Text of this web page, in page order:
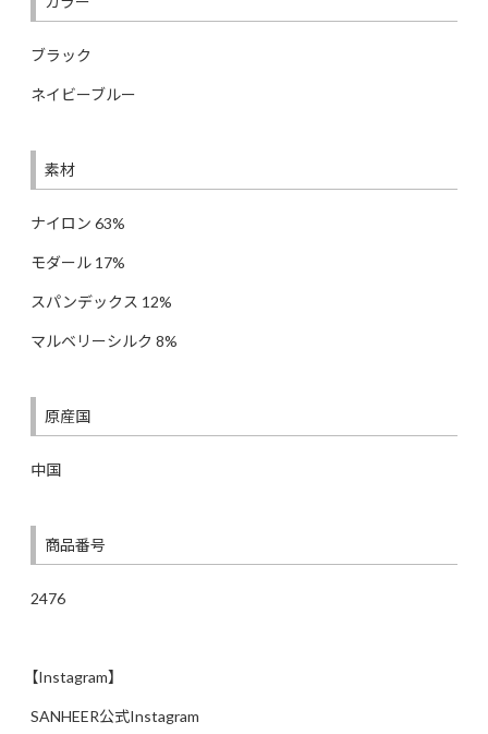
ブラック
ネイビーブルー
素材
ナイロン 63%
モダール 17%
スパンデックス 12%
マルベリーシルク 8%
原産国
中国
商品番号
2476
【Instagram】
SANHEER公式Instagram